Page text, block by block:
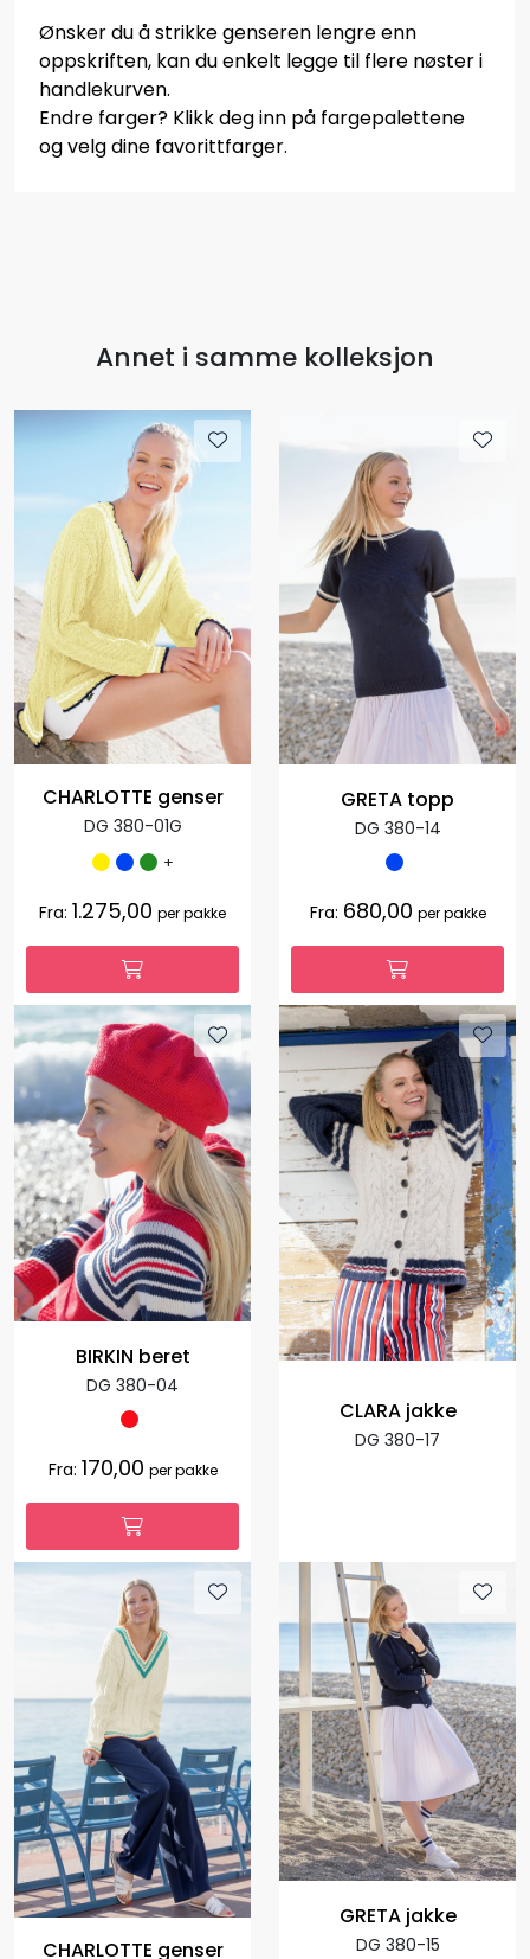
Ønsker du å strikke genseren lengre enn
oppskriften, kan du enkelt legge til flere nøster i
handlekurven.
Endre farger? Klikk deg inn på fargepalettene
og velg dine favorittfarger.
Annet i samme kolleksjon
CHARLOTTE genser
DG 380-01G
+
Fra: 1.275,00 per pakke
GRETA topp
DG 380-14
Fra: 680,00 per pakke
BIRKIN beret
DG 380-04
Fra: 170,00 per pakke
CLARA jakke
DG 380-17
CHARLOTTE genser
GRETA jakke
DG 380-15